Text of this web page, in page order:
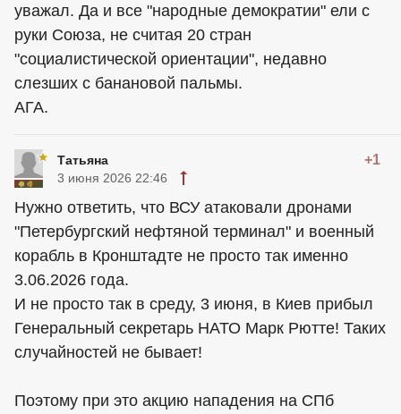
уважал. Да и все "народные демократии" ели с
руки Союза, не считая 20 стран
"социалистической ориентации", недавно
слезших с банановой пальмы.
АГА.
Татьяна +1
3 июня 2026 22:46
Нужно ответить, что ВСУ атаковали дронами
"Петербургский нефтяной терминал" и военный
корабль в Кронштадте не просто так именно
3.06.2026 года.
И не просто так в среду, 3 июня, в Киев прибыл
Генеральный секретарь НАТО Марк Рютте! Таких
случайностей не бывает!
Поэтому при это акцию нападения на СПб